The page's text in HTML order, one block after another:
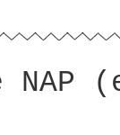
NAP